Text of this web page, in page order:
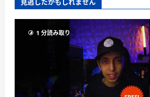
見逃したかもしれません
1 分読み取り